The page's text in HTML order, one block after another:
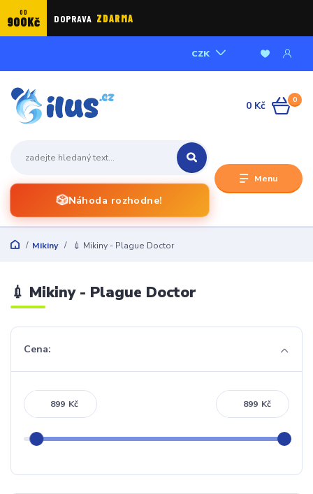
OD
900Kč DOPRAVA ZDARMA
Menu
CZK
🎲Náhoda rozhodne!
0
0 Kč
Mikiny 💉 Mikiny - Plague Doctor
💉 Mikiny - Plague Doctor
Cena:
Kč Kč